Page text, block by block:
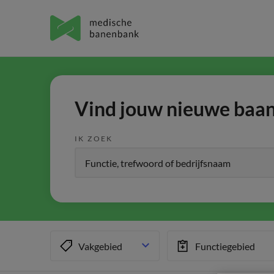
Vind jouw nieuwe
IK ZOEK
Vakgebied Functiegebied